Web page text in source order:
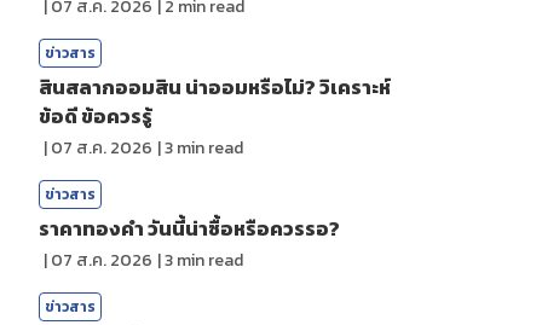
|07 ส.ค. 2026 |2 min read
ข่าวสาร
สินสลากออมสิน น่าออมหรือไม่? วิเคราะห์
ข้อดี ข้อควรรู้
|07 ส.ค. 2026 |3min read
ข่าวสาร
ราคาทองคํา วันนี้น่าซื้อหรือควรรอ?
|07 ส.ค. 2026 |3min read
ข่าวสาร